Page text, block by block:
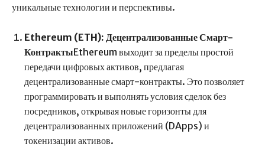
уникальные технологии и перспективы.
Ethereum (ETH): Децентрализованные Смарт-
КонтрактыEthereum выходит за пределы простой
передачи цифровых активов, предлагая
децентрализованные смарт-контракты. Это позволяет
программировать и выполнять условия сделок без
посредников, открывая новые горизонты для
децентрализованных приложений (DApps) и
токенизации активов.